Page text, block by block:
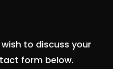
to discuss your
form below.